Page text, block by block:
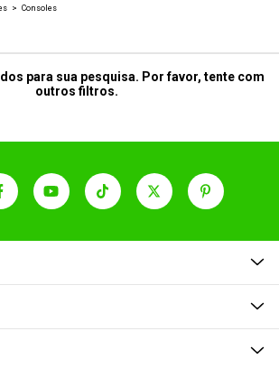
> Consoles
para sua pesquisa. Por favor, tente com
outros filtros.